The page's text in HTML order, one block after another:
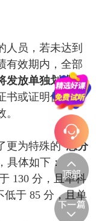
人员，若未达到
有效期内，全部
发放单独划线职
书或证明仅在相
更为特殊的“总分
具体如下：
130 分，且单科
低于 85 分，且单